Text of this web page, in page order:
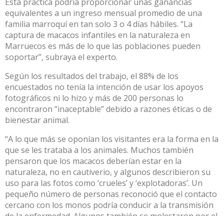
equivalentes a un ingreso mensual promedio de una
familia marroquí en tan solo 3 o 4 días hábiles. “La
captura de macacos infantiles en la naturaleza en
Marruecos es más de lo que las poblaciones pueden
soportar”, subraya el experto.
Según los resultados del trabajo, el 88% de los
encuestados no tenía la intención de usar los apoyos
fotográficos ni lo hizo y más de 200 personas lo
encontraron “inaceptable” debido a razones éticas o de
bienestar animal.
“A lo que más se oponían los visitantes era la forma en la
que se les trataba a los animales. Muchos también
pensaron que los macacos deberían estar en la
naturaleza, no en cautiverio, y algunos describieron su
uso para las fotos como ‘crueles’ y ‘explotadoras’. Un
pequeño número de personas reconoció que el contacto
cercano con los monos podría conducir a la transmisión